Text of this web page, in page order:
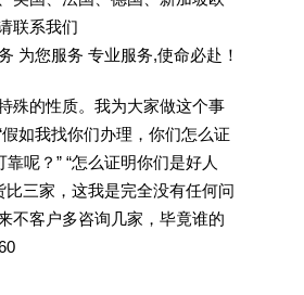
联系我们
为您服务 专业服务,使命必赴！
殊的性质。我为大家做这个事
如我找你们办理，你们怎么证
呢？” “怎么证明你们是好人
三家，这我是完全没有任何问
不客户多咨询几家，毕竟谁的